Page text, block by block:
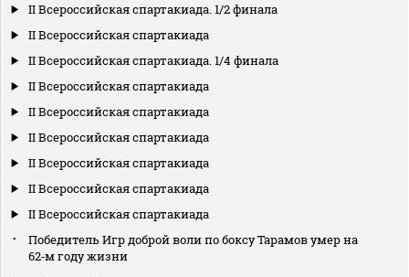
II Всероссийская спартакиада. 1/2 финала
II Всероссийская спартакиада
II Всероссийская спартакиада. 1/4 финала
II Всероссийская спартакиада
II Всероссийская спартакиада
II Всероссийская спартакиада
II Всероссийская спартакиада
II Всероссийская спартакиада
II Всероссийская спартакиада
Победитель Игр доброй воли по боксу Тарамов умер на
62‑м году жизни